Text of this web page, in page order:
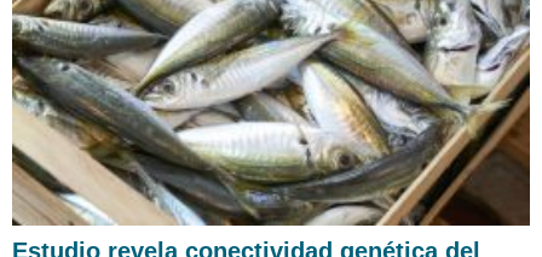
Estudio revela conectividad genética del